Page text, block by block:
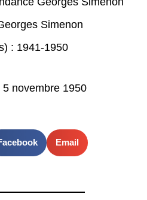
Simenon
: 1941-1950
novembre 1950
Email